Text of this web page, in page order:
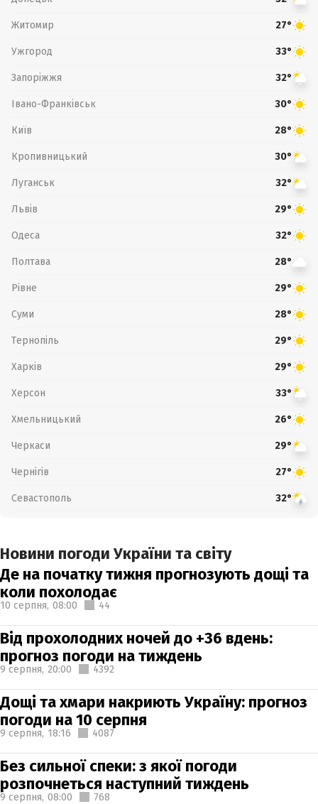
Житомир 27°
Ужгород 33°
Запоріжжя 32°
Івано-Франківськ 30°
Київ 28°
Кропивницький 30°
Луганськ 32°
Львів 29°
Одеса 32°
Полтава 28°
Рівне 29°
Суми 28°
Тернопіль 29°
Харків 29°
Херсон 33°
Хмельницький 26°
Черкаси 29°
Чернігів 27°
Севастополь 32°
Новини погоди України та світу
Де на початку тижня прогнозують дощі та
коли похолодає
10 серпня, 08:00 44
Від прохолодних ночей до +36 вдень:
прогноз погоди на тиждень
9 серпня, 20:00 4392
Дощі та хмари накриють Україну: прогноз
погоди на 10 серпня
9 серпня, 18:16 4087
Без сильної спеки: з якої погоди
розпочнеться наступний тиждень
9 серпня, 08:00 768